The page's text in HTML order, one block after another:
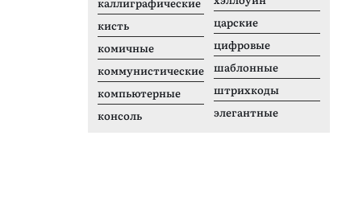
кисть
комичные
коммунистические
компьютерные
консоль
царские
цифровые
шаблонные
штрихкоды
элегантные